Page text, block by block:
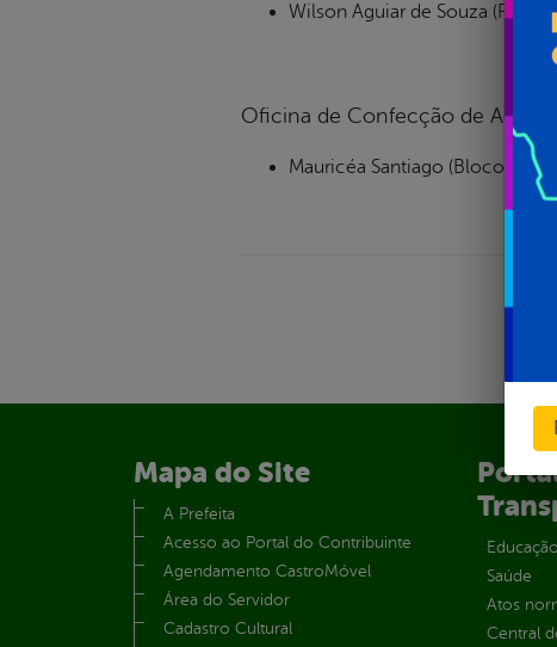
Wilson Aguiar de Souza (Frevo).
Oficina de Confecção de
Mauricéa Santiago (Bloco
Mapa do Site
A Prefeita
Acesso ao Portal do Contribuinte
Agendamento CastroMóvel
Área do Servidor
Cadastro Cultural
Educação
Saúde
Atos
Central